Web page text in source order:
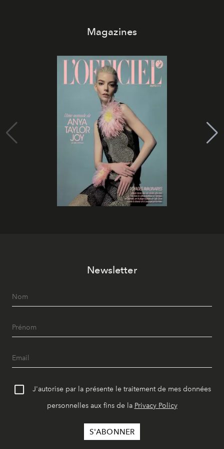
Magazines
Newsletter
J'autorise par la présente le traitement de mes données
personnelles aux fins de la Privacy Policy